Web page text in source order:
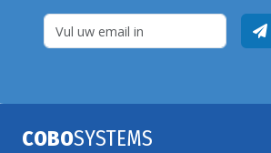
COBOSYSTEMS